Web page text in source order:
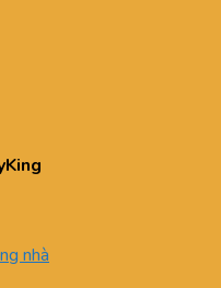
nhà